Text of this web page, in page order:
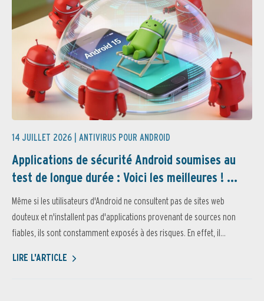
14 JUILLET 2026 | ANTIVIRUS POUR ANDROID
Applications de sécurité Android soumises au
test de longue durée : Voici les meilleures ! ...
Même si les utilisateurs d'Android ne consultent pas de sites web
douteux et n'installent pas d'applications provenant de sources non
fiables, ils sont constamment exposés à des risques. En effet, il...
LIRE L'ARTICLE